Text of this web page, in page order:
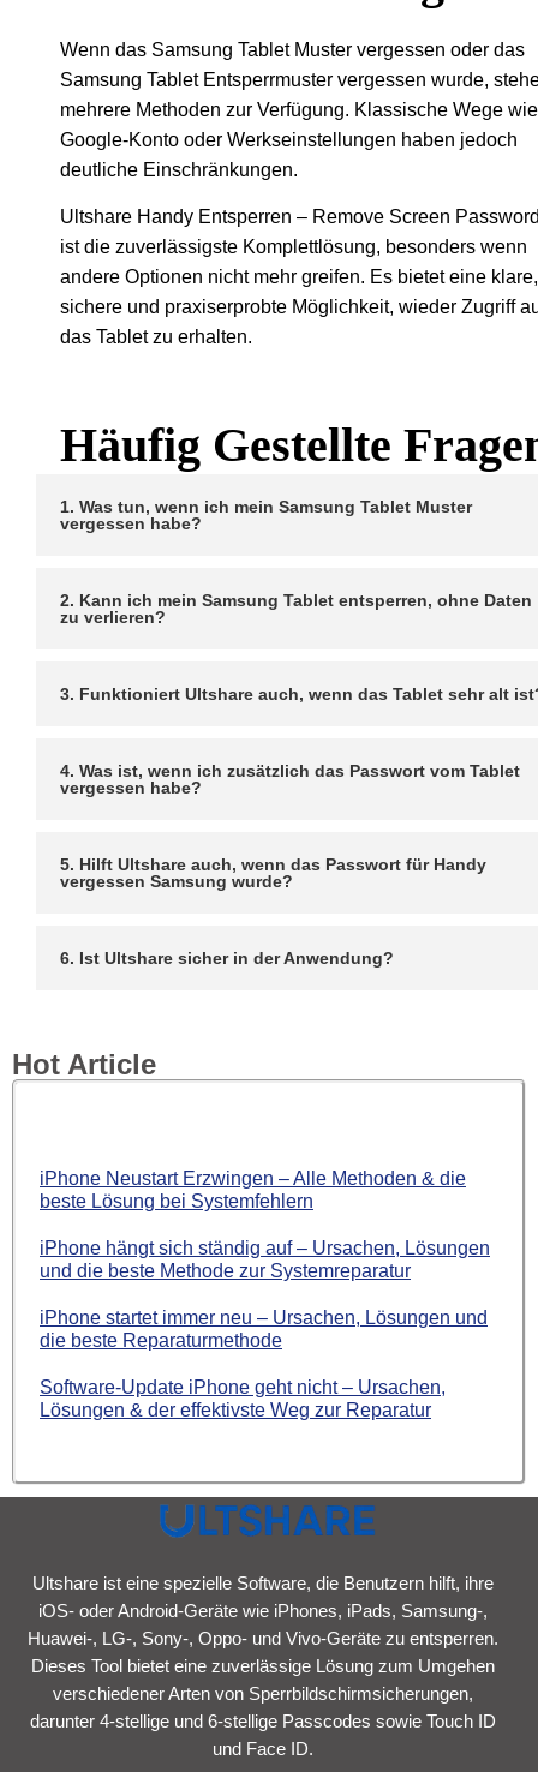
Wenn das Samsung Tablet Muster vergessen oder das
Samsung Tablet Entsperrmuster vergessen wurde,
mehrere Methoden zur Verfügung. Klassische Wege wie
Google-Konto oder Werkseinstellungen haben jedoch
deutliche Einschränkungen.
Ultshare Handy Entsperren – Remove Screen
ist die zuverlässigste Komplettlösung, besonders wenn
andere Optionen nicht mehr greifen. Es bietet eine klare,
sichere und praxiserprobte Möglichkeit, wieder Zugriff
das Tablet zu erhalten.
Häufig Gestellte
1. Was tun, wenn ich mein Samsung Tablet Muster
vergessen habe?
2. Kann ich mein Samsung Tablet entsperren, ohne Daten
zu verlieren?
3. Funktioniert Ultshare auch, wenn das Tablet sehr alt
4. Was ist, wenn ich zusätzlich das Passwort vom Tablet
vergessen habe?
5. Hilft Ultshare auch, wenn das Passwort für Handy
vergessen Samsung wurde?
6. Ist Ultshare sicher in der Anwendung?
Hot Article
iPhone Neustart Erzwingen – Alle Methoden & die
beste Lösung bei Systemfehlern
iPhone hängt sich ständig auf – Ursachen, Lösungen
und die beste Methode zur Systemreparatur
iPhone startet immer neu – Ursachen, Lösungen und
die beste Reparaturmethode
Software-Update iPhone geht nicht – Ursachen,
Lösungen & der effektivste Weg zur Reparatur
Ultshare ist eine spezielle Software, die Benutzern hilft, ihre
iOS- oder Android-Geräte wie iPhones, iPads, Samsung-,
Huawei-, LG-, Sony-, Oppo- und Vivo-Geräte zu entsperren.
Dieses Tool bietet eine zuverlässige Lösung zum Umgehen
verschiedener Arten von Sperrbildschirmsicherungen,
darunter 4-stellige und 6-stellige Passcodes sowie Touch ID
und Face ID.